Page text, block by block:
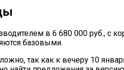
в 6 680 000 руб., с
базовыми.
так как к вечеру 10